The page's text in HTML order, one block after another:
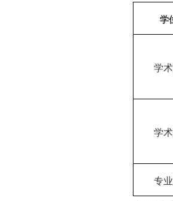
学
学
学
专